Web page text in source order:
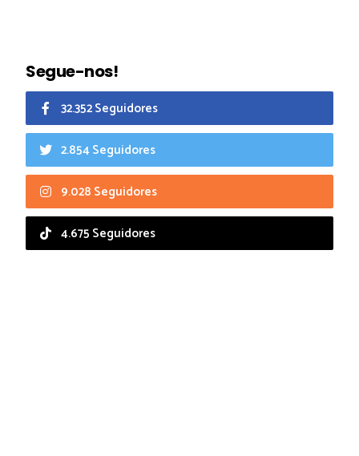
Segue-nos!
32.352 Seguidores
2.854 Seguidores
9.028 Seguidores
4.675 Seguidores